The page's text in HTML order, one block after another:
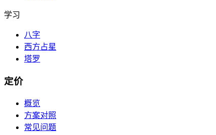
学习
八字
西方占星
塔罗
定价
概览
方案对照
常见问题